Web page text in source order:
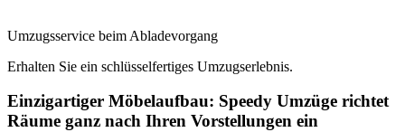
Umzugsservice beim Abladevorgang
Erhalten Sie ein schlüsselfertiges Umzugserlebnis.
Einzigartiger Möbelaufbau: Speedy Umzüge richtet
Räume ganz nach Ihren Vorstellungen ein